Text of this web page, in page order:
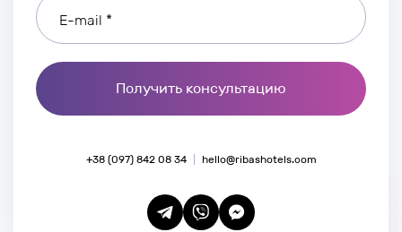
E-mail *
Получить консультацию
+38 (097) 842 08 34 hello@ribashotels.com